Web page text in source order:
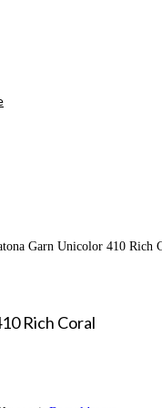
Garn Unicolor 410 Rich
Rich Coral